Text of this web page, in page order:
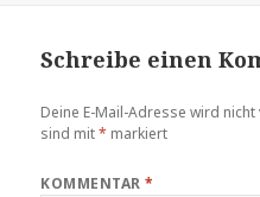
Schreibe einen
Deine E-Mail-Adresse wird
sind mit* markiert
KOMMENTAR*